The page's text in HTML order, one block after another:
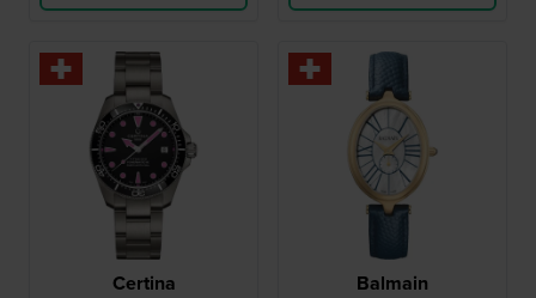
Certina Balmain